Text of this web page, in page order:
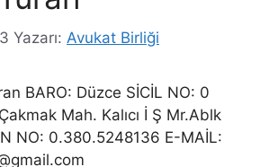
Yazarı: Avukat Birliği
BARO: Düzce SİCİL NO: 0
Mah. Kalıcı İ Ş Mr.Ablk
NO: 0.380.5248136 E-MAİL: